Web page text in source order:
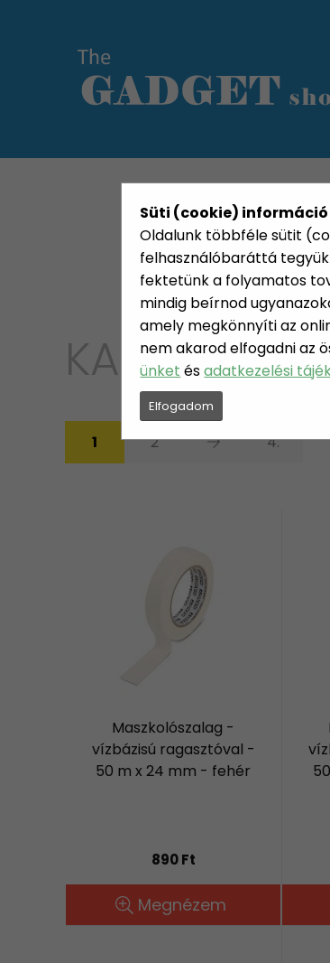
Süti (cookie) információ
Oldalunk többféle sütit
felhasználóbaráttá
fektetünk a folyamatos
mindig beírnod
amely megkönnyíti az
nem akarod elfogadni az
ünket ésadatkezelési
Elfogadom
KATEGÓRIÁK
KATEGÓRIA
1 2 4.
Maszkolószalag -
vízbázisú ragasztóval -
50 m x 24 mm - fehér
890 Ft
Megnézem